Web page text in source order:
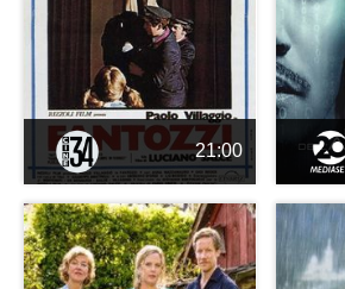
21:00